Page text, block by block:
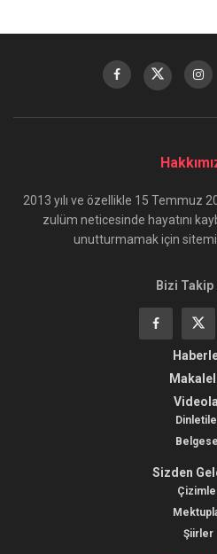
2013 yılı ve özellikle 15 Temmuz
zulüm neticesinde hayatını
unutturmamak için
Bizi Takip
Belgesel
Sizden
Şiirler